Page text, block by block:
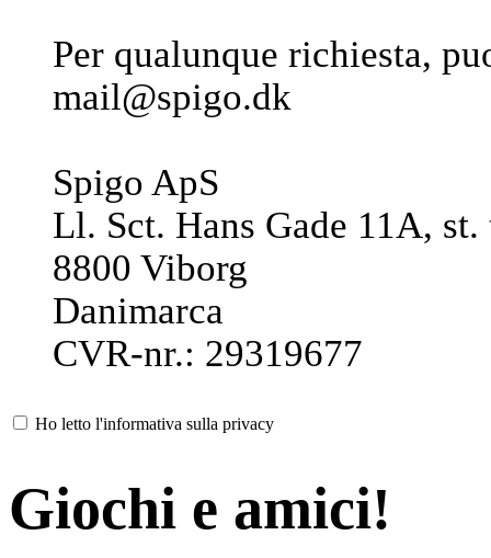
Per qualunque richiesta,
mail@spigo.dk
Spigo ApS
Ll. Sct. Hans Gade 11A, st.
8800 Viborg
Danimarca
CVR-nr.: 29319677
Ho letto l'informativa sulla privacy
Giochi e amici!